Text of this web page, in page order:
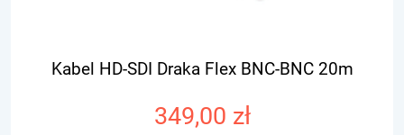
Kabel HD-SDI Draka Flex BNC-BNC 20m
349,00 zł